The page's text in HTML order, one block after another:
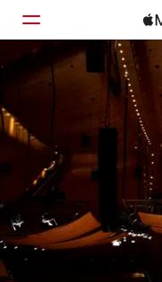
Browse
Search